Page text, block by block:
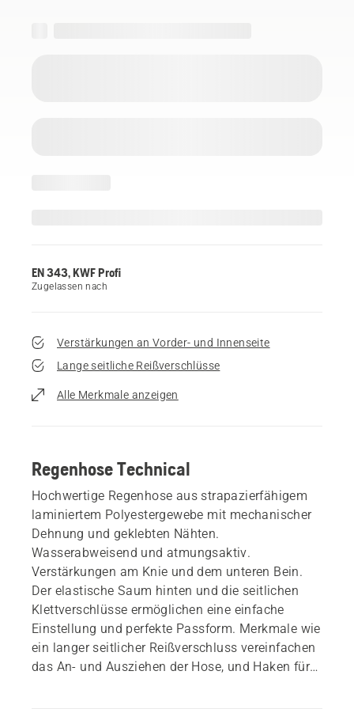
EN 343, KWF Profi
Zugelassen nach
Verstärkungen an Vorder- und Innenseite
Lange seitliche Reißverschlüsse
Alle Merkmale anzeigen
Regenhose Technical
Hochwertige Regenhose aus strapazierfähigem
laminiertem Polyestergewebe mit mechanischer
Dehnung und geklebten Nähten.
Wasserabweisend und atmungsaktiv.
Verstärkungen am Knie und dem unteren Bein.
Der elastische Saum hinten und die seitlichen
Klettverschlüsse ermöglichen eine einfache
Einstellung und perfekte Passform. Merkmale wie
ein langer seitlicher Reißverschluss vereinfachen
das An- und Ausziehen der Hose, und Haken für